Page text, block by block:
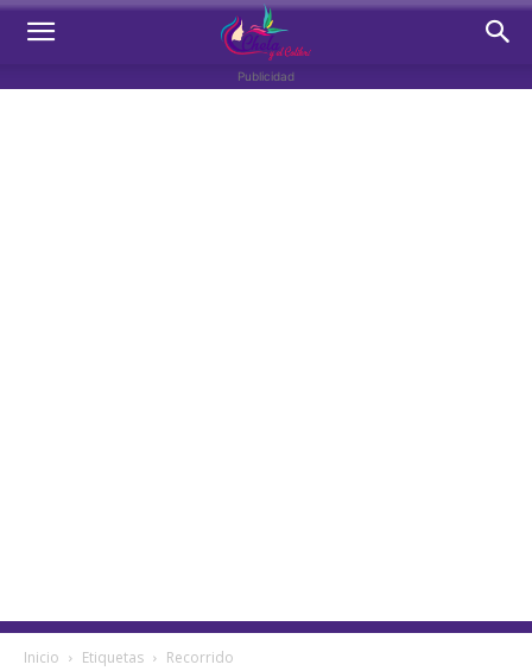
Publicidad
Inicio Etiquetas Recorrido